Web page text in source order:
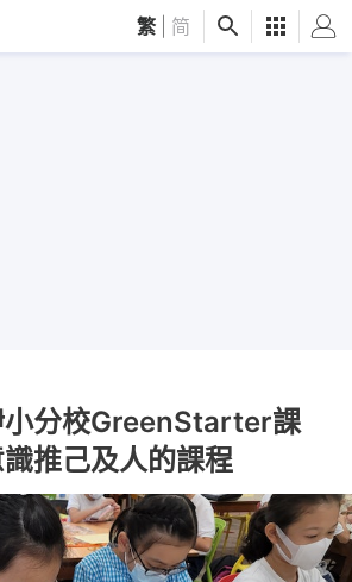
繁 简
小分校GreenStarter課
推己及人的課程